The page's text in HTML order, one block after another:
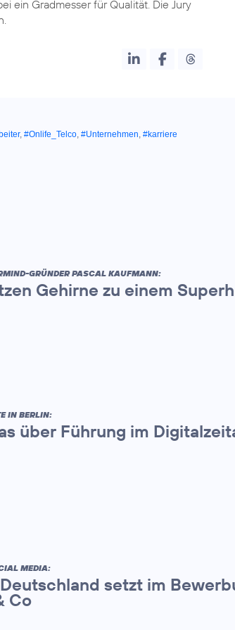
ein Gradmesser für Qualität. Die Jury
, #Onlife_Telco, #Unternehmen, #karriere
GRÜNDER PASCAL KAUFMANN:
Gehirne zu einem
IN BERLIN:
über Führung im
MEDIA:
setzt im
Co